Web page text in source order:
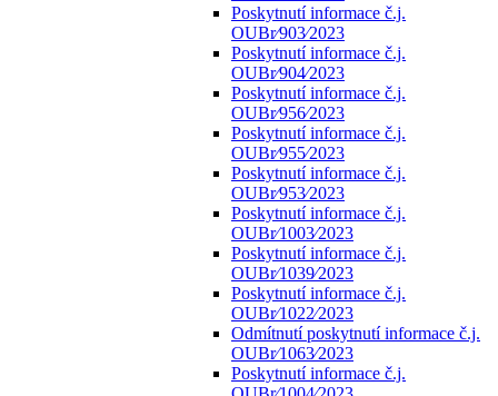
Poskytnutí informace č.j.
OUBr⁄903⁄2023
Poskytnutí informace č.j.
OUBr⁄904⁄2023
Poskytnutí informace č.j.
OUBr⁄956⁄2023
Poskytnutí informace č.j.
OUBr⁄955⁄2023
Poskytnutí informace č.j.
OUBr⁄953⁄2023
Poskytnutí informace č.j.
OUBr⁄1003⁄2023
Poskytnutí informace č.j.
OUBr⁄1039⁄2023
Poskytnutí informace č.j.
OUBr⁄1022⁄2023
Odmítnutí poskytnutí informace č.j.
OUBr⁄1063⁄2023
Poskytnutí informace č.j.